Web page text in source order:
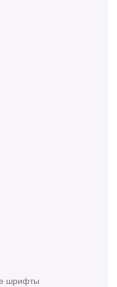
шрифты